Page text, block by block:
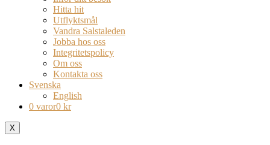
Hitta hit
Utflyktsmål
Vandra Salstaleden
Jobba hos oss
Integritetspolicy
Om oss
Kontakta oss
Svenska
English
0 varor0 kr
X